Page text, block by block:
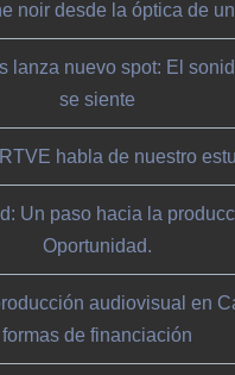
noir desde la óptica de
lanza nuevo spot: El
se siente
habla de nuestro
Un paso hacia la
Oportunidad.
audiovisual en
formas de financiación